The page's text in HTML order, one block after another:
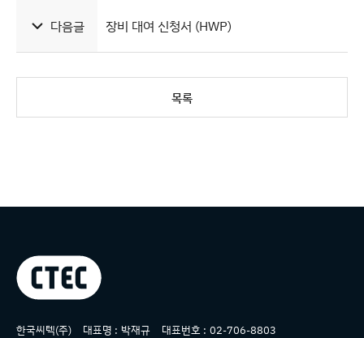
다음글 장비 대여 신청서 (HWP)
목록
상호명
한국씨텍(주) 대표명 : 박재규 대표번호 : 02-706-8803